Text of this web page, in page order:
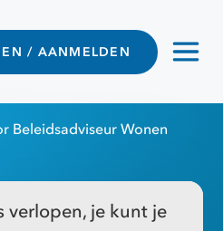
/ AANMELDEN
Beleidsadviseur Wonen
verlopen, je kunt je